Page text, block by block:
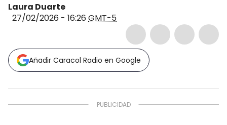
Laura Duarte
27/02/2026 - 16:26 GMT-5
Añadir Caracol Radio en Google